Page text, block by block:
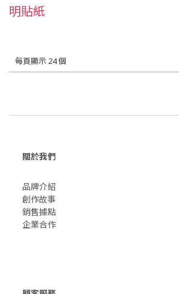
明貼紙
每頁顯示 24 個
關於我們
品牌介紹
創作故事
​銷售據點
企業合作